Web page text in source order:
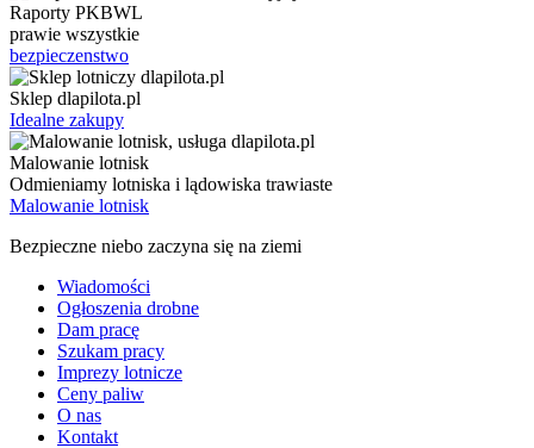
Raporty PKBWL
prawie wszystkie
bezpieczenstwo
Sklep dlapilota.pl
Idealne zakupy
Malowanie lotnisk
Odmieniamy lotniska i lądowiska trawiaste
Malowanie lotnisk
Bezpieczne niebo zaczyna się na ziemi
Wiadomości
Ogłoszenia drobne
Dam pracę
Szukam pracy
Imprezy lotnicze
Ceny paliw
O nas
Kontakt